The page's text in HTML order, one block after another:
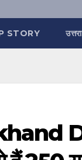
STORY